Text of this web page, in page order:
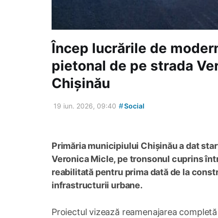
Încep lucrările de
pietonal de pe strada
Chișinău
19 iun. 2026, 09:40 #Social
Primăria municipiului Chișinău a dat
Veronica Micle, pe tronsonul cuprins
reabilitată pentru prima dată de la
infrastructurii urbane.
Proiectul vizează reamenajarea